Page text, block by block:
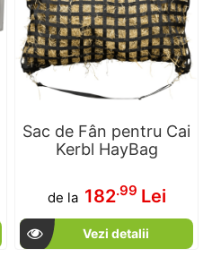
Sac de Fân pentru Cai
Kerbl HayBag
de la 182.99 Lei
Vezi detalii